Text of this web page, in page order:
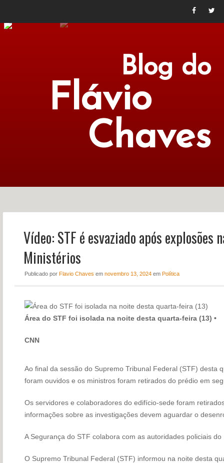
Blog do
Flávio
Chaves
NOTÍCIAS PERFIL
Vídeo: STF é esvaziado após explosões
Ministérios
Publicado por Flavio Chaves em novembro 13, 2024em Política
Área do STF foi isolada na noite desta quarta-feira (13) •
CNN
Ao final da sessão do Supremo Tribunal Federal (STF) desta
foram ouvidos e os ministros foram retirados do prédio em
Os servidores e colaboradores do edifício-sede foram
informações sobre as investigações devem aguardar o
A Segurança do STF colabora com as autoridades policiais do
O Supremo Tribunal Federal (STF) informou na noite desta